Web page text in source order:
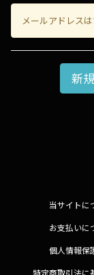
メールアドレス
新
当サイトに
お支払いに
個人情報保
特定商取引法に